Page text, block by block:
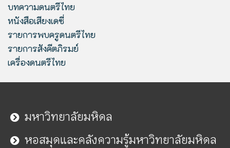
บทความดนตรีไทย
หนังสือเสียงเดซี่
รายการพบครูดนตรีไทย
รายการสังคีตภิรมย์
เครื่องดนตรีไทย
มหาวิทยาลัยมหิดล
หอสมุดและคลังความรู้มหาวิทยาลัยมหิดล